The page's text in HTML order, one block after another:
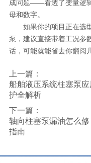
成问题——看透了变量逻
母和数字。
如果你的项目正在选
泵，建议直接带着工况参
话，可能就能省去你翻阅
上一篇：
船舶液压系统柱塞泵
护全解析
下一篇：
轴向柱塞泵漏油怎么
指南